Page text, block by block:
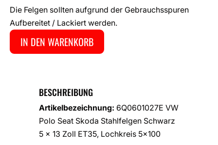
Die Felgen sollten aufgrund der Gebrauchsspuren
Aufbereitet / Lackiert werden.
IN DEN WARENKORB
BESCHREIBUNG
Artikelbezeichnung: 6Q0601027E VW
Polo Seat Skoda Stahlfelgen Schwarz
5 x 13 Zoll ET35, Lochkreis 5×100